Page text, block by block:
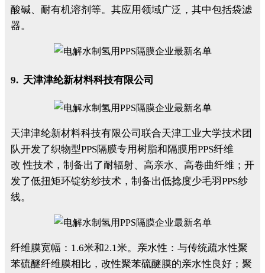
酸碱、耐有机溶剂等。其应用领域广泛，其中包括袋滤
器。
9. 天津津纶新材料科技有限公司
天津津纶新材料科技有限公司联合天津工业大学技术团
队开发了织物型PPS隔膜专用树脂和隔膜用PPS纤维
改 性技术，制备出了耐辐射、高亲水、高卷曲纤维；开
发了低扭矩环锭纺纱技术，制备出低捻度少毛羽PPS纱
线。
纤维膜宽幅：1.6米和2.1米。亲水性：与传统疏水性聚
苯硫醚纤维膜相比，改性聚苯硫醚膜的亲水性良好；聚